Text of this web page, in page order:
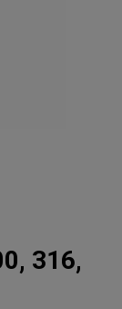
316,